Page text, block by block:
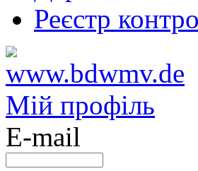
Реєстр
Мій профіль
E-mail